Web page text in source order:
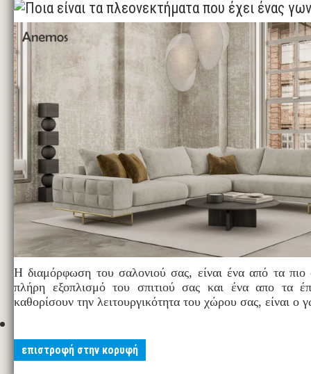
Η διαμόρφωση του σαλονιού σας, είναι ένα από τα πιο
πλήρη εξοπλισμό του σπιτιού σας και ένα απο τα
καθορίσουν την λειτουργικότητα του χώρου σας, είναι ο
επιστροφή στην κορυφή